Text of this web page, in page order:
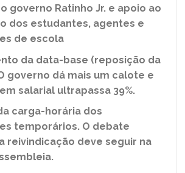
governo Ratinho Jr. e apoio ao
dos estudantes, agentes e
de escola
da data-base (reposição da
governo dá mais um calote e
salarial ultrapassa 39%.
carga-horária dos
temporários. O debate
reivindicação deve seguir na